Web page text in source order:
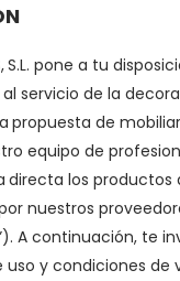
S.L. pone a tu
servicio de la
propuesta de
equipo de
los productos
nuestros
A continuación, te
uso y condiciones de